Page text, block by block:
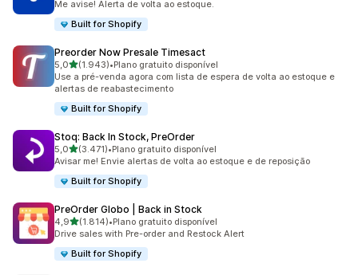
Me avise! Alerta de volta ao estoque.
Built for Shopify
Preorder Now Presale Timesact
5,0de 5 estrelas
(1.943)
1943 avaliações ao todo
•Plano gratuito disponível
Use a pré-venda agora com lista de espera de volta ao estoque e
alertas de reabastecimento
Built for Shopify
Stoq: Back In Stock, PreOrder
5,0de 5 estrelas
(3.471)
3471 avaliações ao todo
•Plano gratuito disponível
Avisar me! Envie alertas de volta ao estoque e de reposição
Built for Shopify
PreOrder Globo | Back in Stock
4,9de 5 estrelas
(1.814)
1814 avaliações ao todo
•Plano gratuito disponível
Drive sales with Pre-order and Restock Alert
Built for Shopify